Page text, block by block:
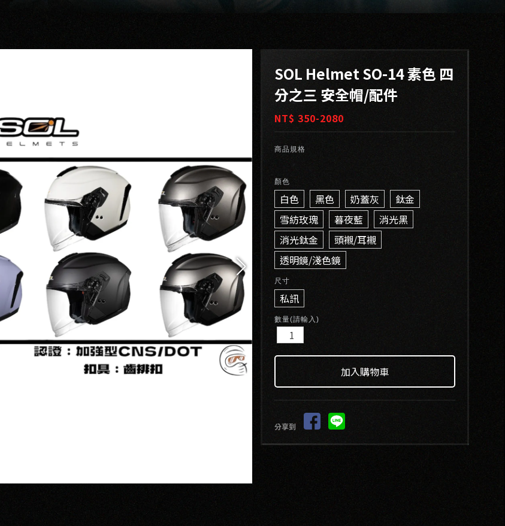
SOL Helmet SO-14 素色 四
分之三 安全帽/配件
NT$ 350-2080
商品規格
顏色
白色 黑色 奶蓋灰
鈦金
雪紡玫瑰
暮夜藍
消光黑
消光鈦金
頭襯/耳襯
透明鏡/淺色鏡
尺寸
私訊
數量(請輸入)
分享到